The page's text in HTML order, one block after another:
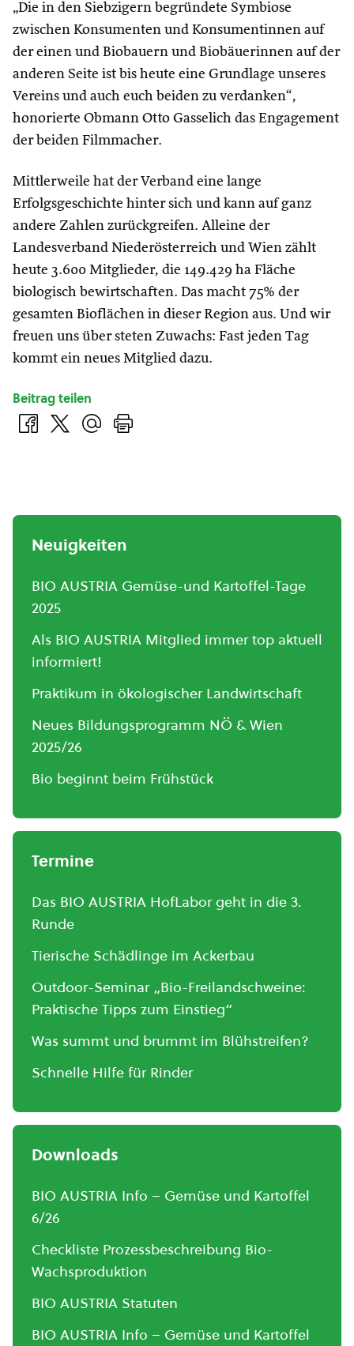
„Die in den Siebzigern begründete Symbiose
zwischen Konsumenten und Konsumentinnen auf
der einen und Biobauern und Biobäuerinnen auf der
anderen Seite ist bis heute eine Grundlage unseres
Vereins und auch euch beiden zu verdanken“,
honorierte Obmann Otto Gasselich das Engagement
der beiden Filmmacher.
Mittlerweile hat der Verband eine lange
Erfolgsgeschichte hinter sich und kann auf ganz
andere Zahlen zurückgreifen. Alleine der
Landesverband Niederösterreich und Wien zählt
heute 3.600 Mitglieder, die 149.429 ha Fläche
biologisch bewirtschaften. Das macht 75% der
gesamten Bioflächen in dieser Region aus. Und wir
freuen uns über steten Zuwachs: Fast jeden Tag
kommt ein neues Mitglied dazu.
Beitrag teilen
Neuigkeiten
BIO AUSTRIA Gemüse-und Kartoffel-Tage
2025
Als BIO AUSTRIA Mitglied immer top aktuell
informiert!
Praktikum in ökologischer Landwirtschaft
Neues Bildungsprogramm NÖ & Wien
2025/26
Bio beginnt beim Frühstück
Termine
Das BIO AUSTRIA HofLabor geht in die 3.
Runde
Tierische Schädlinge im Ackerbau
Outdoor-Seminar „Bio-Freilandschweine:
Praktische Tipps zum Einstieg“
Was summt und brummt im Blühstreifen?
Schnelle Hilfe für Rinder
Downloads
BIO AUSTRIA Info – Gemüse und Kartoffel
6/26
Checkliste Prozessbeschreibung Bio-
Wachsproduktion
BIO AUSTRIA Statuten
BIO AUSTRIA Info – Gemüse und Kartoffel